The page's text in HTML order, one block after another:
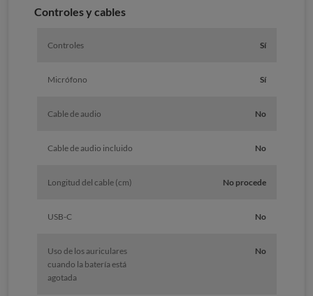
Controles y cables
Controles Sí
Micrófono Sí
Cable de audio No
Cable de audio incluido No
Longitud del cable (cm) No procede
USB-C No
Uso de los auriculares
cuando la batería está
agotada
No